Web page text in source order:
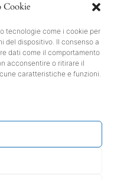
Cookie
tecnologie come i cookie per
del dispositivo. Il consenso a
dati come il comportamento
acconsentire o ritirare il
caratteristiche e funzioni.